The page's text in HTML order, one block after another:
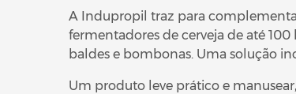
A Indupropil traz para
fermentadores de cerveja de até
baldes e bombonas. Uma solução
Um produto leve prático e